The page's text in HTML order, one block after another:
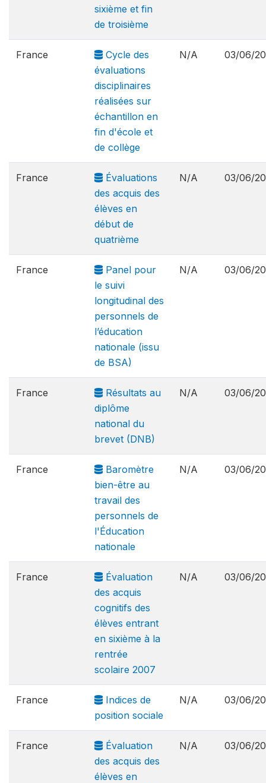
sixième et fin
de troisième
France
Cycle des
évaluations
disciplinaires
réalisées sur
échantillon en
fin d'école et
de collège
N/A 03/06/
France
Évaluations
des acquis des
élèves en
début de
quatrième
N/A 03/06/
France
Panel pour
le suivi
longitudinal des
personnels de
l’éducation
nationale (issu
de BSA)
N/A 03/06/
France
Résultats au
diplôme
national du
brevet (DNB)
N/A 03/06/
France
Baromètre
bien-être au
travail des
personnels de
l'Éducation
nationale
N/A 03/06/
France
Évaluation
des acquis
cognitifs des
élèves entrant
en sixième à la
rentrée
scolaire 2007
N/A 03/06/
France
Indices de
position sociale
N/A 03/06/
France
Évaluation
des acquis des
élèves en
N/A 03/06/